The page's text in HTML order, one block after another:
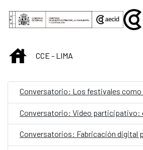
Skip to Main Content
INICIOCCE - LIMA